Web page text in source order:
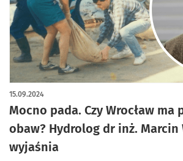
Mocno pada. Czy Wrocław ma
obaw? Hydrolog dr inż.
wyjaśnia
15.09.2024